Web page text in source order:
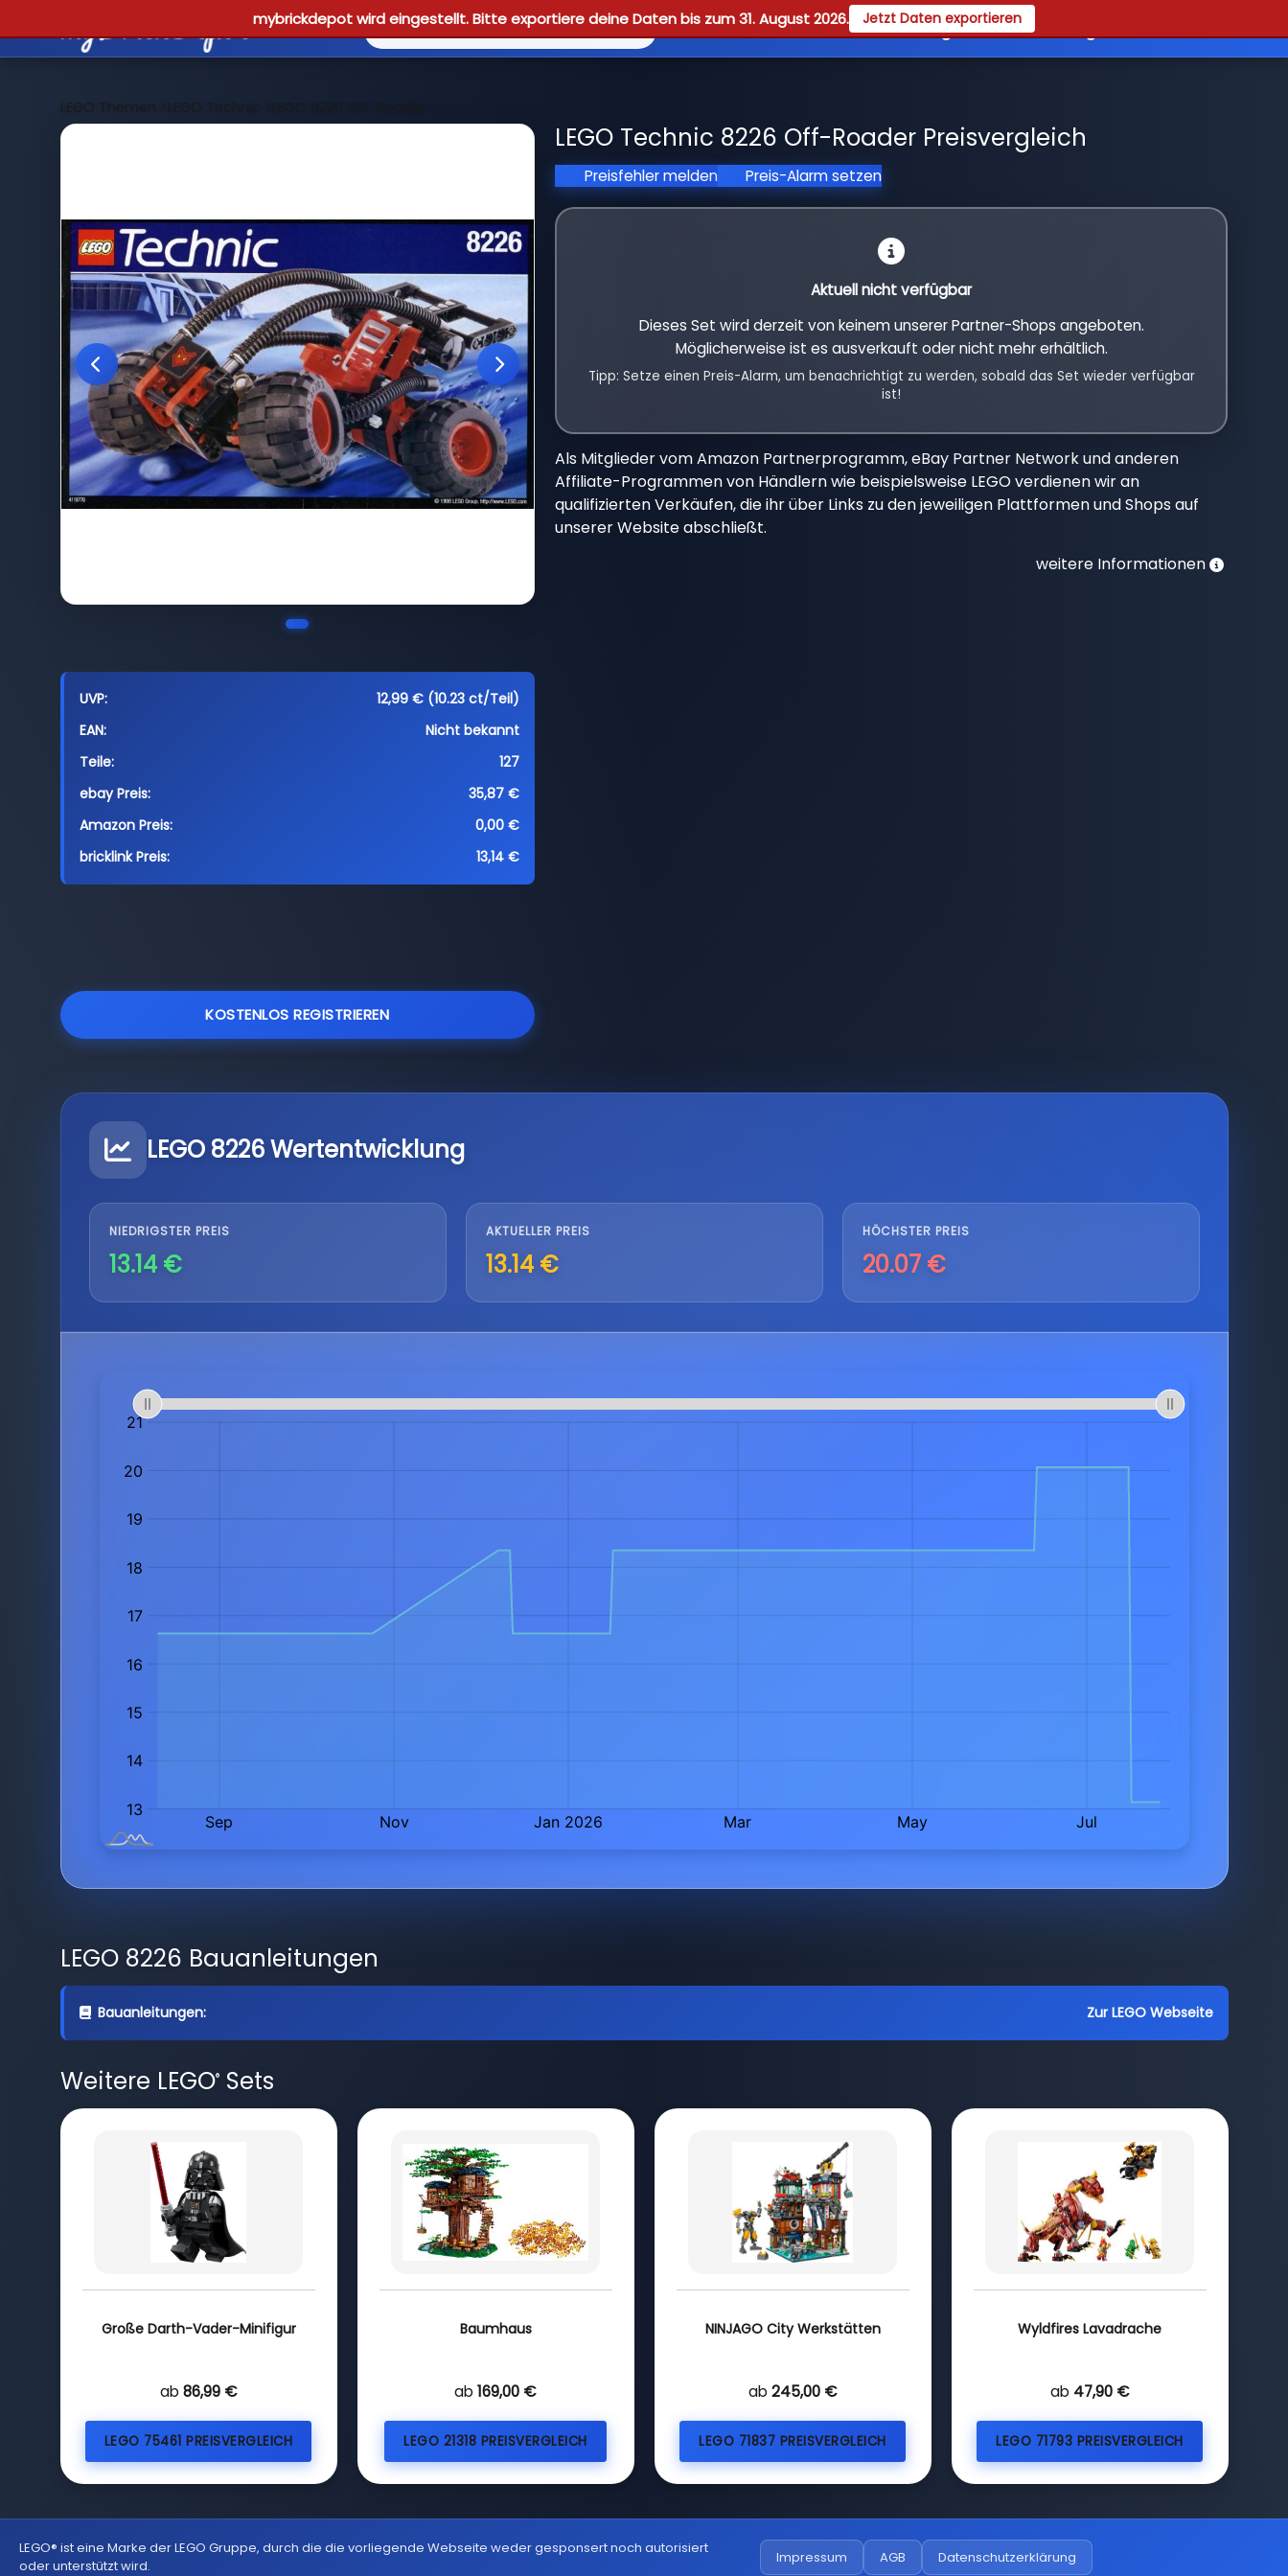
mybrickdepot wird eingestellt. Bitte exportiere deine Daten bis zum 31. August 2026. Jetzt Daten exportieren
Reviews Guides Registrieren
LEGO Themen >LEGO Technic >LEGO 8226 Off-Roader
UVP:
12,99 € (10.23 ct/Teil)
EAN:
Nicht bekannt
Teile:
127
ebay Preis:
35,87 €
Amazon Preis:
0,00 €
bricklink Preis:
13,14 €
KOSTENLOS REGISTRIEREN
LEGO Technic 8226 Off-Roader Preisvergleich
Preisfehler melden Preis-Alarm setzen
Aktuell nicht verfügbar
Dieses Set wird derzeit von keinem unserer Partner-Shops angeboten.
Möglicherweise ist es ausverkauft oder nicht mehr erhältlich.
Tipp: Setze einen Preis-Alarm, um benachrichtigt zu werden, sobald das Set wieder verfügbar
ist!
Als Mitglieder vom Amazon Partnerprogramm, eBay Partner Network und anderen
Affiliate-Programmen von Händlern wie beispielsweise LEGO verdienen wir an
qualifizierten Verkäufen, die ihr über Links zu den jeweiligen Plattformen und Shops auf
unserer Website abschließt.
weitere Informationen
LEGO 8226 Wertentwicklung
NIEDRIGSTER PREIS
13.14 €
AKTUELLER PREIS
13.14 €
HÖCHSTER PREIS
20.07 €
LEGO 8226 Bauanleitungen
Bauanleitungen: Zur LEGO Webseite
Weitere LEGO®Sets
Große Darth-Vader-Minifigur
ab 86,99 €
LEGO 75461 PREISVERGLEICH
Baumhaus
ab 169,00 €
LEGO 21318 PREISVERGLEICH
NINJAGO City Werkstätten
ab 245,00 €
LEGO 71837 PREISVERGLEICH
Wyldfires Lavadrache
ab 47,90 €
LEGO 71793 PREISVERGLEICH
LEGO® ist eine Marke der LEGO Gruppe, durch die die vorliegende Webseite weder gesponsert noch autorisiert
oder unterstützt wird.
Impressum AGB Datenschutzerklärung